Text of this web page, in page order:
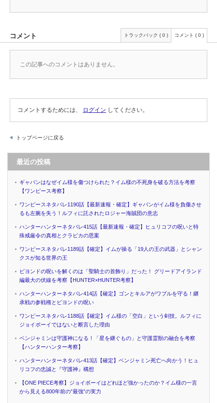
コメント トラックバック ( 0 ) コメント ( 0 )
この記事へのコメントはありません。
コメントするためには、 ログイン してください。
トップページに戻る
最近の投稿
ギャバンはなぜイム様を傷つけられた？イム様の不死身を破る方法を考察
【ワンピース考察】
ワンピースネタバレ1190話【最新速報・確定】ギャバンがイム様を負傷させ
るも左腕を失う！ルフィに託されたロジャー海賊団の意志
ハンターハンターネタバレ415話【最新速報・確定】ヒュリコフの呪いと特
殊戒厳令の真相とクラピカの思案
ワンピースネタバレ1189話【確定】イムが操る「19人の王の武器」とシャン
クスが知る世界の王
ビヨンドの呪いを解くのは「聖騎士の首飾り」だった！ グリードアイランド
編最大の伏線を考察【HUNTER×HUNTER考察】
ハンターハンターネタバレ414話【確定】ゴンとキルアがワブルを守る！継
承戦の参戦権とビヨンドの呪い
ワンピースネタバレ1188話【確定】イム様の「空白」という剣技。ルフィに
ジョイボーイではないと断言した理由
ベンジャミンは守護神になる！「星を継ぐもの」と守護霊獣の融合を考察
【ハンターハンター考察】
ハンターハンターネタバレ413話【確定】ベンジャミン死亡へ向かう！ヒュ
リコフの忠誠と『守護神』構想
【ONE PIECE考察】ジョイボーイはどれほど強かったのか？イム様の一言
から見える800年前の”最強”の実力